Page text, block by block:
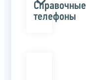
Справочные
телефоны